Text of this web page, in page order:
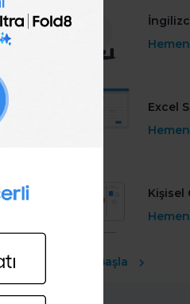
Excel
Kişisel
Ücretsiz Başla